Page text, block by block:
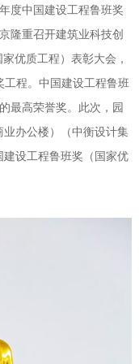
度中国建设工程鲁班奖
隆重召开建筑业科技创
优质工程）表彰大会，
工程。中国建设工程鲁班
最高荣誉奖。此次，园
业办公楼）（中衡设计集
建设工程鲁班奖（国家优
程咨询